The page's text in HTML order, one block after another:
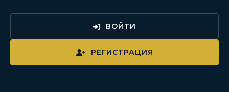
ВОЙТИ
РЕГИСТРАЦИЯ